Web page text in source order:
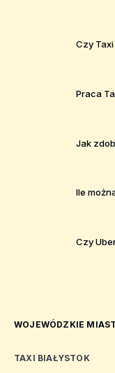
Czy
Praca
Jak
Ile
Czy
WOJEWÓDZKIE
TAXI BIAŁYSTOK